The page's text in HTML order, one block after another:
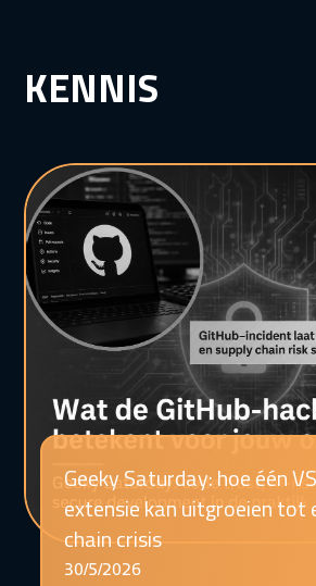
KENNIS
Geeky Saturday: hoe één
extensie kan uitgroeien tot
chain crisis
30/5/2026